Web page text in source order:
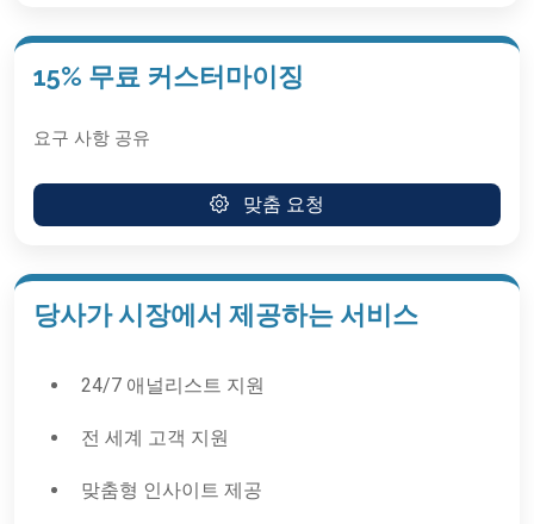
15% 무료 커스터마이징
요구 사항 공유
맞춤 요청
당사가 시장에서 제공하는 서비스
24/7 애널리스트 지원
전 세계 고객 지원
맞춤형 인사이트 제공